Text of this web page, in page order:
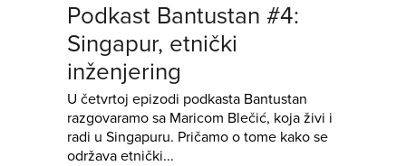
Podkast Bantustan #4:
Singapur, etnički
inženjering
U četvrtoj epizodi podkasta Bantustan
razgovaramo sa Maricom Blečić, koja živi i
radi u Singapuru. Pričamo o tome kako se
održava etnički...